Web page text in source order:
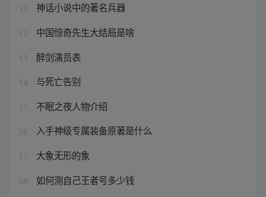
神话小说中的著名兵器
12 中国惊奇先生大结局是啥
13 醉剑演员表
14 与死亡告别
15 不眠之夜人物介绍
16 入手神级专属装备原著是什么
17 大象无形的象
18 如何测自己王者号多少钱